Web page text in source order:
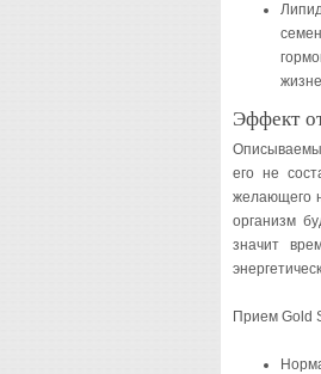
Эффект
его не
желающего
организм
значит
Прием Gold